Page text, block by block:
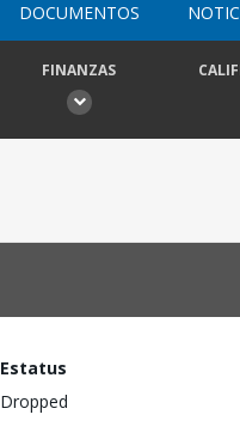
DOCUMENTOS
FINANZAS
Estatus
Dropped